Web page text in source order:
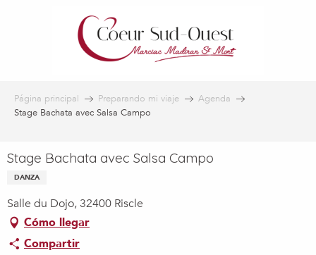
Página principal Preparando mi viaje
Agenda
Stage Bachata avec Salsa Campo
Stage Bachata avec Salsa Campo
DANZA
Salle du Dojo, 32400 Riscle
Cómo llegar
Compartir